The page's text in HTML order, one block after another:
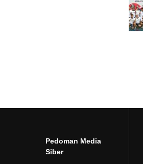
Pedoman Media
Siber